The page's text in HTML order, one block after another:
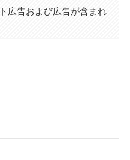
広告および広告が含まれ